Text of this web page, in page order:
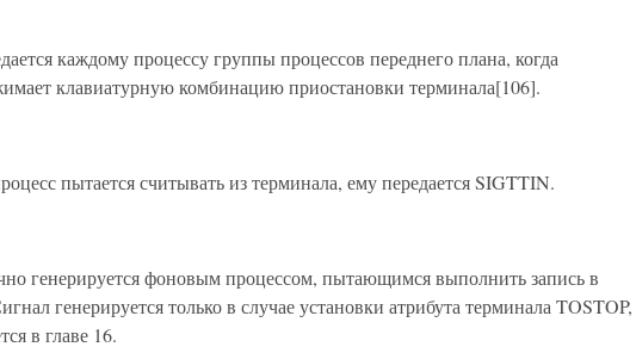
каждому процессу группы процессов переднего плана, когда
клавиатурную комбинацию приостановки терминала[106].
пытается считывать из терминала, ему передается SIGTTIN.
генерируется фоновым процессом, пытающимся выполнить запись в
генерируется только в случае установки атрибута терминала TOSTOP,
в главе 16.